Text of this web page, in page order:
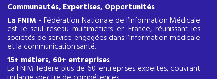
Communautés, Expertises, Opportunités
La FNIM - Fédération Nationale de l’Information Médicale
est le seul réseau multimétiers en France, réunissant les
sociétés de service engagées dans l’information médicale
et la communication santé.
15+ métiers, 60+ entreprises
La FNIM fédère plus de 60 entreprises expertes, couvrant